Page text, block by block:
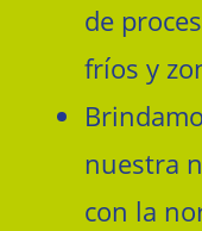
de
fríos y
nuestra
con la